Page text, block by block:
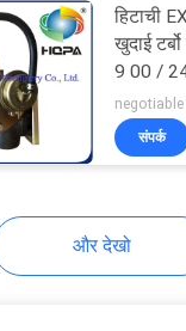
ऑयल
हिटाची
खुदाई
9 00 /
negotiable
संपर्क
और देखो